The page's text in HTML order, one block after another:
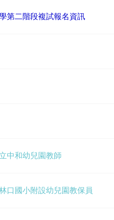
第二階段複試報名資訊
中和幼兒園教師
口國小附設幼兒園教保員